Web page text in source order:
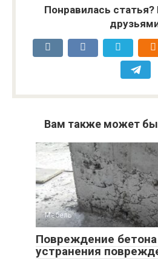
Понравилась
Вам также может
Мебель
Повреждение
устранения